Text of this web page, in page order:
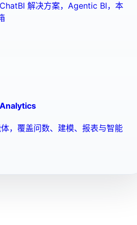
解决方案，Agentic BI，本
，覆盖问数、建模、报表与智能